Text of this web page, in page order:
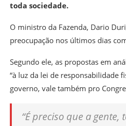
toda sociedade.
O ministro da Fazenda, Dario
preocupação nos últimos dias
Segundo ele, as propostas em
“à luz da lei de responsabilidade
governo, vale também pro
“É preciso que a gente,